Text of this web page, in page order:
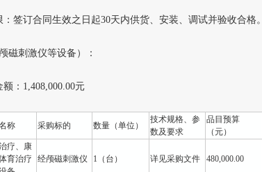
订合同生效之日起30天内供货、安装、调试并验收合格。
刺激仪等设备）：
：1,408,000.00元
称 采购标的 数量（单位）
技术规格、参
数及要求
品目预算
（元）
疗、康
育治疗
经颅磁刺激仪 1（台） 详见采购文件 480,000.00